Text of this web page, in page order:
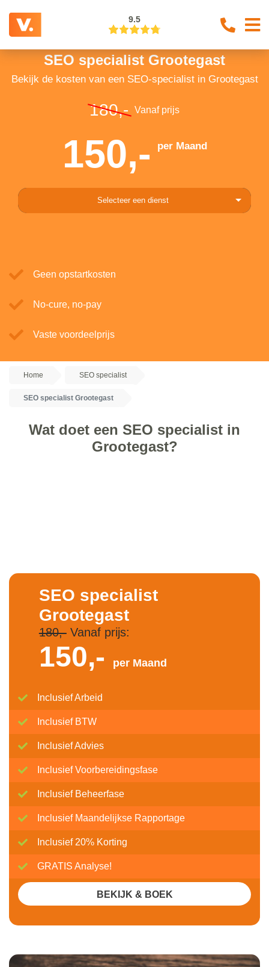
9.5
SEO specialist Grootegast
Bekijk de kosten van een SEO-specialist in Grootegast
180,- Vanaf prijs
150,- per Maand
Selecteer een dienst
Geen opstartkosten
No-cure, no-pay
Vaste voordeelprijs
Home SEO specialist
SEO specialist Grootegast
Wat doet een SEO specialist in
Grootegast?
SEO specialist
Grootegast
180,-Vanaf prijs:
150,- per Maand
Inclusief Arbeid
Inclusief BTW
Inclusief Advies
Inclusief Voorbereidingsfase
Inclusief Beheerfase
Inclusief Maandelijkse Rapportage
Inclusief 20% Korting
GRATIS Analyse!
BEKIJK & BOEK